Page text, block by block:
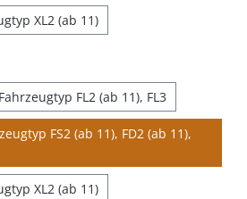
XL2 (ab 11)
FL2 (ab 11), FL3
FS2 (ab 11), FD2 (ab 11),
XL2 (ab 11)